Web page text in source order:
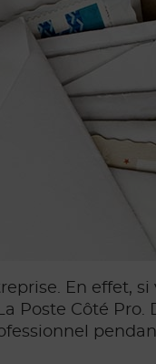
En effet,
Poste Côté Pro.